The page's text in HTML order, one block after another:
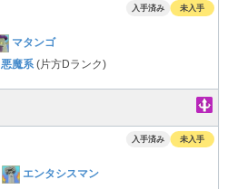
入手済み 未入手
マタンゴ
悪魔系 (片方Dランク)
入手済み 未入手
エンタシスマン